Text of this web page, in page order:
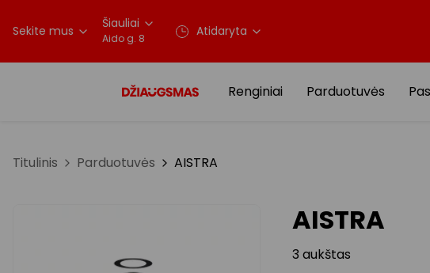
Sekite mus Šiauliai
Aido g. 8 Atidaryta
Renginiai Parduotuvės
Titulinis Parduotuvės AISTRA
AISTRA
3 aukštas